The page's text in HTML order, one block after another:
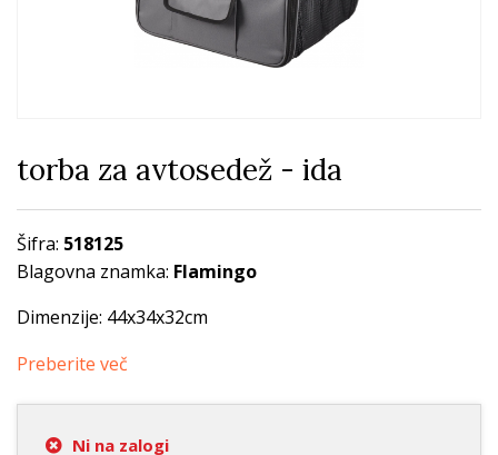
torba za avtosedež - ida
Šifra: 518125
Blagovna znamka: Flamingo
Dimenzije: 44x34x32cm
Preberite več
Ni na zalogi